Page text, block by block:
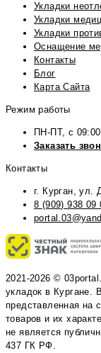
Укладки
Укладки
Укладки
Оснащение
Контакты
Блог
Карта Сайта
Режим работы
ПН-ПТ, с
Заказать
Контакты
г. Курган, ул.
8 (909) 938 09
2021-2026 ©
укладок в
представленная на
товаров и их
не является
437 ГК РФ.